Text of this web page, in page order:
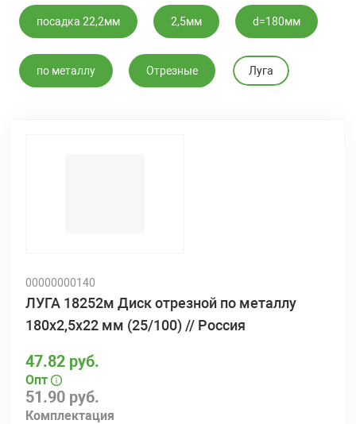
посадка 22,2мм 2,5мм d=180мм
по металлу Отрезные Луга
00000000140
ЛУГА 18252м Диск отрезной по металлу
180х2,5х22 мм (25/100) // Россия
51.90 руб.
Комплектация
47.82 руб.
Опт